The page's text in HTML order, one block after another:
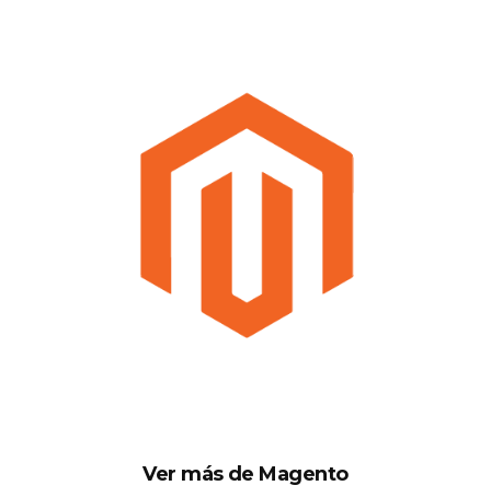
Ver más de Magento